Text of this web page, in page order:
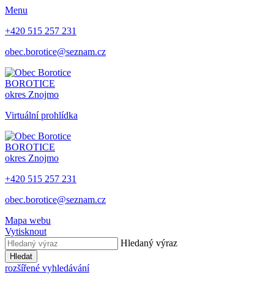
Menu
+420 515 257 231
obec.borotice@seznam.cz
BOROTICE
okres Znojmo
Virtuální prohlídka
BOROTICE
okres Znojmo
+420 515 257 231
obec.borotice@seznam.cz
Mapa webu
Vytisknout
Hledaný výraz
Hledat
rozšířené vyhledávání